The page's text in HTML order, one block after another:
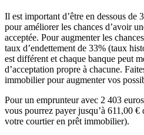
Il est important d’être en dessous de
pour améliorer les chances d’avoir
acceptée. Pour augmenter les
taux d’endettement de 33% (taux
est différent et chaque banque peut
d’acceptation propre à chacune.
immobilier pour augmenter vos
Pour un emprunteur avec 2 403
vous pourrez payer jusqu’à 611,00
votre courtier en prêt immobilier).